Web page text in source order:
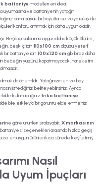
battaniye modelleri en ideal
uyumasına ve battaniyenin yatağın
daha büyük bir boyutta ise veya iki kişi de
konforu artırmak için daha uygun olabilir.
Beşik içi kullanıma uygun daha küçük ölçüler,
beşik içi için 80x100 cm ölçüsü yeterli
bir battaniye için 100x120 cm gibi biraz daha
bebeğin yüzünü kapatmayacak, hareketini
da önemlidir. Yatağınızın en ve boy
istediğinizi belirleyebilirsiniz. Ayrıca
kullanacağınız triko battaniye
bile etkileyici bir görüntü elde etmenizi
ne göre ürünleri sıralayabilir,X markasının
seçenekleri arasında hızlıca geçiş
size en uygun ürünleri kısa sürede keşfetmiş
Nasıl
Uyum İpuçları